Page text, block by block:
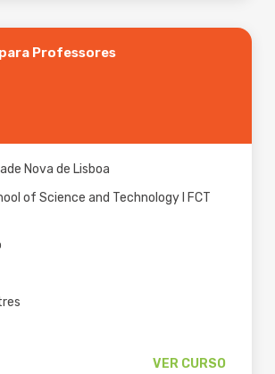
Professores
Nova de Lisboa
of Science and Technology I FCT
VER CURSO